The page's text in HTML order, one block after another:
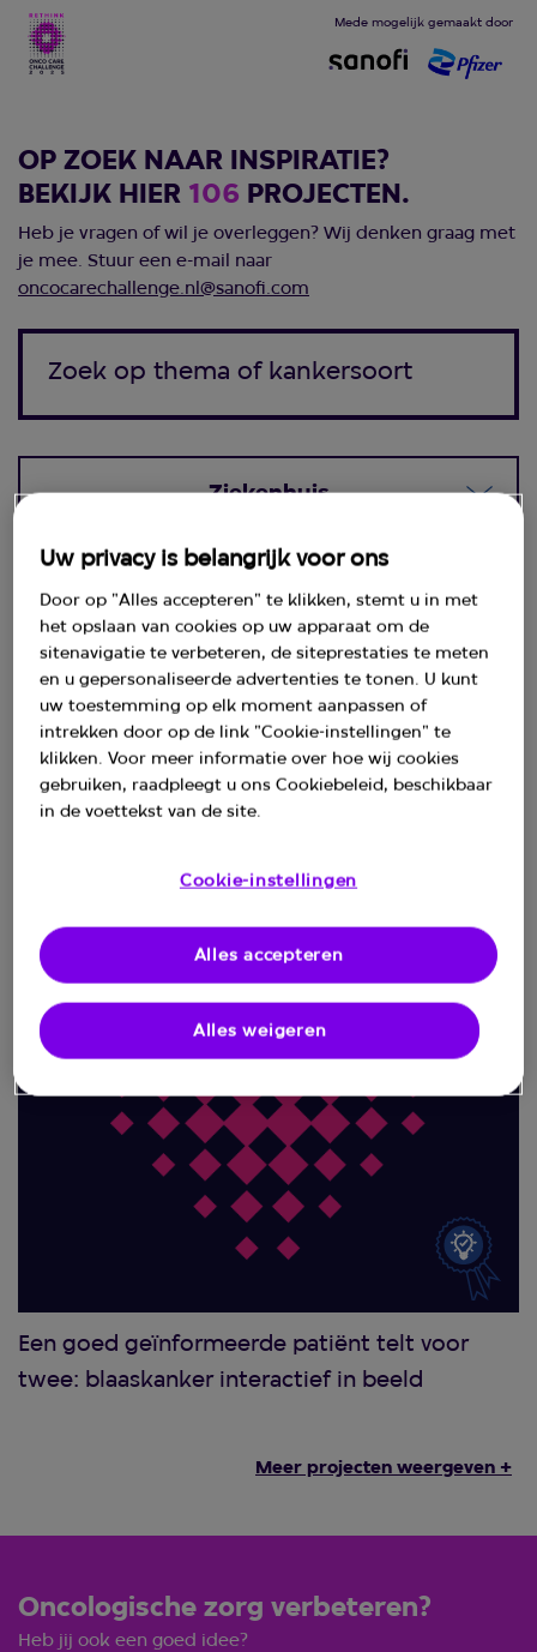
Mede mogelijk gemaakt door
OP ZOEK NAAR INSPIRATIE?
BEKIJK HIER 106 PROJECTEN.
Heb je vragen of wil je overleggen? Wij denken graag met
je mee. Stuur een e-mail naar
oncocarechallenge.nl@sanofi.com
Ziekenhuis
Jaar
Genomineerden
Winnaars
Documentatie
Een goed geïnformeerde patiënt telt voor
twee: blaaskanker interactief in beeld
Meer projecten weergeven +
Oncologische zorg verbeteren?
Heb jij ook een goed idee?
Uw privacy is belangrijk voor ons
Door op "Alles accepteren" te klikken, stemt u in met
het opslaan van cookies op uw apparaat om de
sitenavigatie te verbeteren, de siteprestaties te meten
en u gepersonaliseerde advertenties te tonen. U kunt
uw toestemming op elk moment aanpassen of
intrekken door op de link "Cookie-instellingen" te
klikken. Voor meer informatie over hoe wij cookies
gebruiken, raadpleegt u ons Cookiebeleid, beschikbaar
in de voettekst van de site.
Cookie-instellingen
Alles weigeren
Alles accepteren